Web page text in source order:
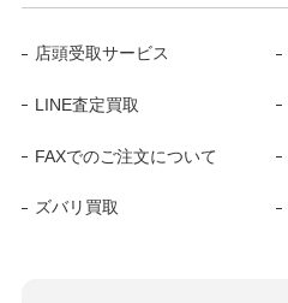
店頭受取サービス
LINE査定買取
FAXでのご注文について
ズバリ買取